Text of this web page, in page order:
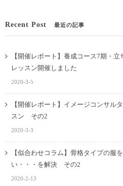
Recent Post 最近の記事
【開催レポート】養成コース7期・
レッスン開催しました
2020-3-5
【開催レポート】イメージコンサル
スン その2
2020-3-3
【似合わせコラム】骨格タイプの服
い・・・を解決 その2
2020-2-13